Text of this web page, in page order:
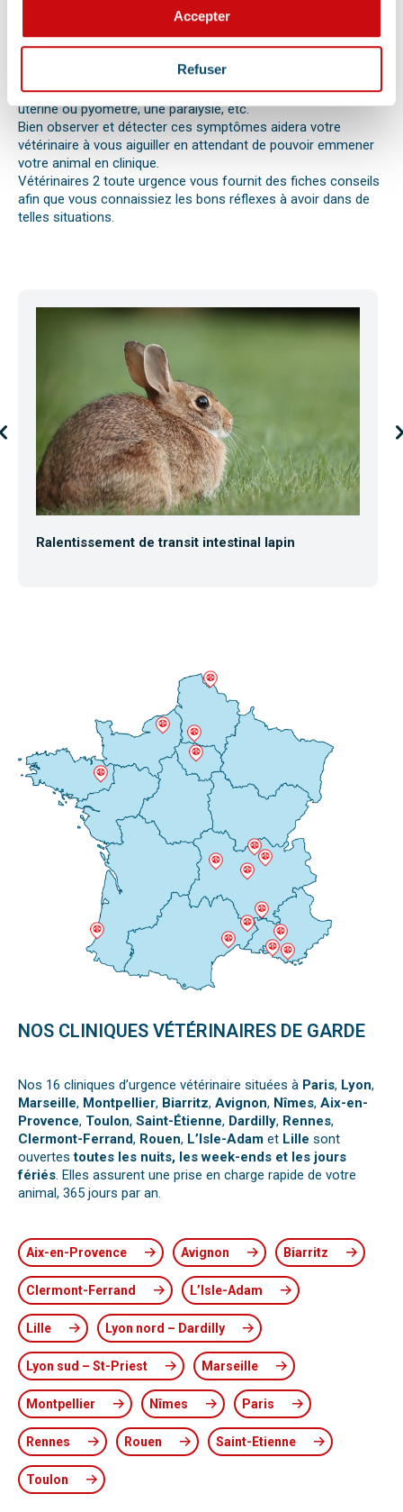
Accepter
Refuser
Différentes causes peuvent être à l’origine d’une urgence pour
votre compagnon. Il peut s’agir en effet d’un épillet, d’une
réaction allergique avec œdème de Quincke, d’une intoxication
ou envenimation, d’un syndrome dilatation torsion de
l’estomac chez le chien, d’une mise bas, d’une infection
utérine ou pyomètre, une paralysie, etc.
Bien observer et détecter ces symptômes aidera votre
vétérinaire à vous aiguiller en attendant de pouvoir emmener
votre animal en clinique.
Vétérinaires 2 toute urgence vous fournit des fiches conseils
afin que vous connaissiez les bons réflexes à avoir dans de
telles situations.
Ralentissement de transit intestinal lapin
NOS CLINIQUES VÉTÉRINAIRES DE GARDE
Nos 16 cliniques d’urgence vétérinaire situées à Paris, Lyon,
Marseille, Montpellier, Biarritz, Avignon, Nîmes, Aix-en-
Provence, Toulon, Saint-Étienne, Dardilly, Rennes,
Clermont-Ferrand, Rouen, L’Isle-Adam et Lille sont
ouvertestoutes les nuits, les week-ends et les jours
fériés. Elles assurent une prise en charge rapide de votre
animal, 365 jours par an.
Aix-en-Provence Avignon Biarritz
Clermont-Ferrand L’Isle-Adam
Lille Lyon nord – Dardilly
Lyon sud – St-Priest Marseille
Montpellier Nîmes Paris
Rennes Rouen Saint-Etienne
Toulon